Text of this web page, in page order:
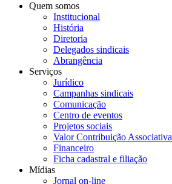
Quem somos
Institucional
História
Diretoria
Delegados sindicais
Abrangência
Serviços
Jurídico
Campanhas sindicais
Comunicação
Centro de eventos
Projetos sociais
Valor Contribuição Associativa
Financeiro
Ficha cadastral e filiação
Mídias
Jornal on-line